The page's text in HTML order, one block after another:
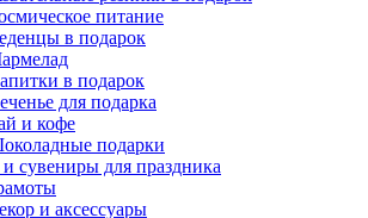
питание
в подарок
в подарок
для подарка
и кофе
подарки
сувениры для праздника
и аксессуары